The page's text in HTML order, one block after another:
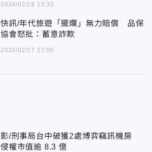
2024/02/18 15:32
快訊/年代旅遊「擺爛」無力賠償 品保
協會怒批：蓄意詐欺
2024/02/17 17:00
影/刑事局台中破獲2處博弈竊訊機房
侵權市值逾 8.3 億